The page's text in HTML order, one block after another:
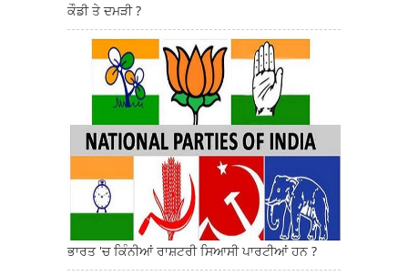
ਕੌਡੀ ਤੇ ਦਮੜੀ ?
ਭਾਰਤ 'ਚ ਕਿੰਨੀਆਂ ਰਾਸ਼ਟਰੀ ਸਿਆਸੀ ਪਾਰਟੀਆਂ ਹਨ ?